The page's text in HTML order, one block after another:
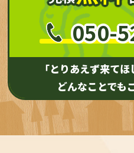
050-
「とりあえず来て
どんなことでも